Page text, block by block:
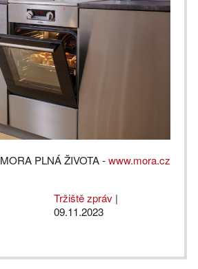
MORA PLNÁ ŽIVOTA -www.mora.cz
Tržiště zpráv |
09.11.2023